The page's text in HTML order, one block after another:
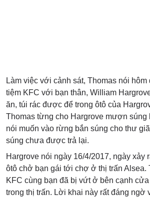
Làm việc với cảnh sát, Thomas nói hôm
tiệm KFC với bạn thân, William
ăn, túi rác được để trong ôtô của
Thomas từng cho Hargrove mượn súng
nói muốn vào rừng bắn súng cho thư
súng chưa được trả lại.
Hargrove nói ngày 16/4/2017, ngày xảy
ôtô chở bạn gái tới chợ ở thị trấn Alsea.
KFC cùng bạn đã bị vứt ở bên cạnh
trong thị trấn. Lời khai này rất đáng ngờ